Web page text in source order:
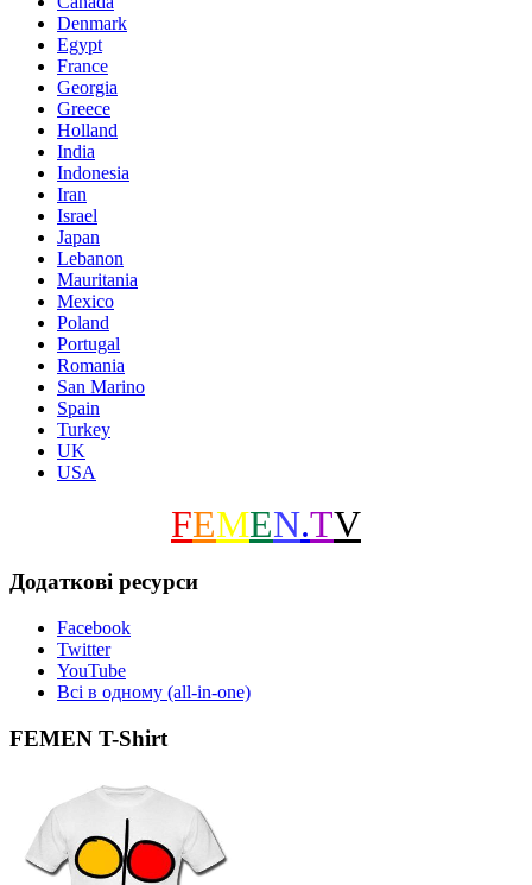
Denmark
Egypt
France
Georgia
Greece
Holland
India
Indonesia
Iran
Israel
Japan
Lebanon
Mauritania
Mexico
Poland
Portugal
Romania
San Marino
Spain
Turkey
UK
USA
FEMEN.TV
Додаткові ресурси
Facebook
Twitter
YouTube
Всі в одному (all-in-one)
FEMEN T-Shirt